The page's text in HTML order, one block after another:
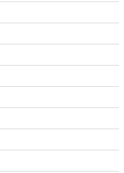
ＩＴ研究所
ィア
ト 2021-07-19